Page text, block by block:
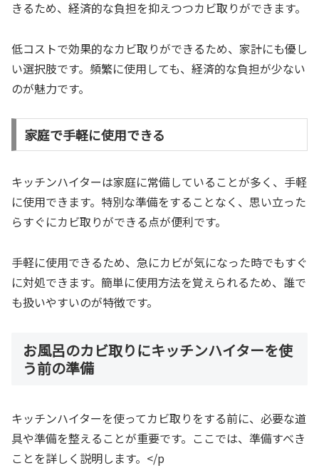
きるため、経済的な負担を抑えつつカビ取りができます。
低コストで効果的なカビ取りができるため、家計にも優し
い選択肢です。頻繁に使用しても、経済的な負担が少ない
のが魅力です。
家庭で手軽に使用できる
キッチンハイターは家庭に常備していることが多く、手軽
に使用できます。特別な準備をすることなく、思い立った
らすぐにカビ取りができる点が便利です。
手軽に使用できるため、急にカビが気になった時でもすぐ
に対処できます。簡単に使用方法を覚えられるため、誰で
も扱いやすいのが特徴です。
お風呂のカビ取りにキッチンハイターを使
う前の準備
キッチンハイターを使ってカビ取りをする前に、必要な道
具や準備を整えることが重要です。ここでは、準備すべき
ことを詳しく説明します。</p